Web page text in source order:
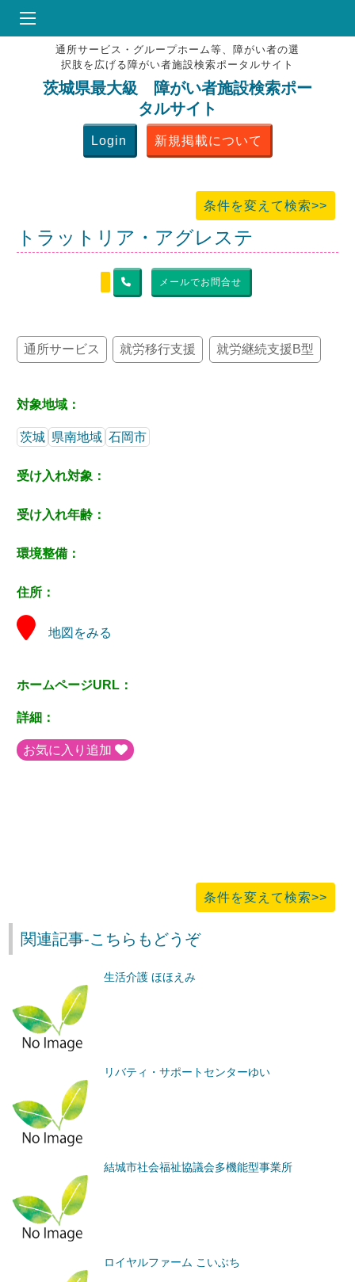
HOME
♥お気にりブックマーク
掲載会員MENU
よくある質問
通所サービス・グループホーム等、障がい者の選
択肢を広げる障がい者施設検索ポータルサイト
茨城県最大級 障がい者施設検索ポー
タルサイト
Login 新規掲載について
条件を変えて検索>>
トラットリア・アグレステ
メールでお問合せ
通所サービス 就労移行支援 就労継続支援B型
対象地域：
茨城 県南地域 石岡市
受け入れ対象：
受け入れ年齢：
環境整備：
住所：
地図をみる
ホームページURL：
詳細：
お気に入り追加
条件を変えて検索>>
関連記事-こちらもどうぞ
生活介護 ほほえみ
リバティ・サポートセンターゆい
結城市社会福祉協議会多機能型事業所
ロイヤルファーム こいぶち